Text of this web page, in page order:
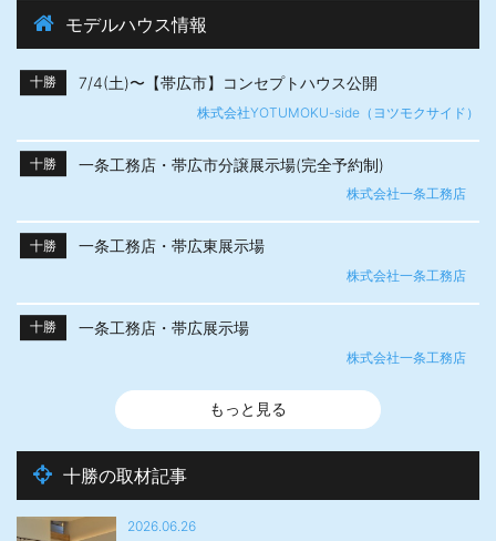
モデルハウス情報
十勝 7/4(土)〜【帯広市】​コンセプトハウス公開
株式会社YOTUMOKU-side（ヨツモクサイド）
十勝 一条工務店・帯広市分譲展示場(完全予約制)
株式会社一条工務店
十勝 一条工務店・帯広東展示場
株式会社一条工務店
十勝 一条工務店・帯広展示場
株式会社一条工務店
もっと見る
十勝の取材記事
2026.06.26